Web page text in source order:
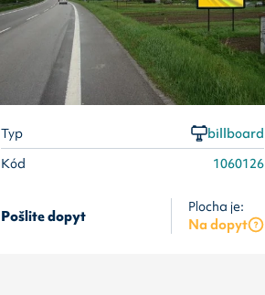
Typ
billboard
Kód
1060126
Pošlite dopyt Plocha je:
Na dopyt